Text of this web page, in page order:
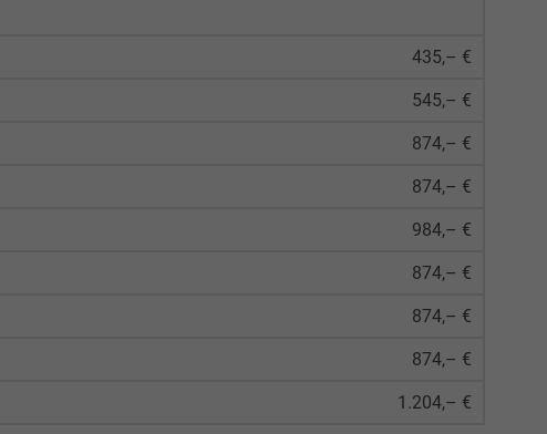
435,– €
545,– €
874,– €
874,– €
984,– €
874,– €
874,– €
874,– €
1.204,– €